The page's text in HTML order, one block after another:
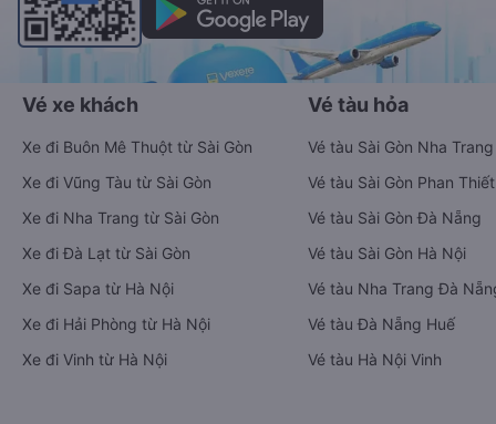
Vé xe khách
Xe đi Buôn Mê Thuột từ Sài Gòn
Xe đi Vũng Tàu từ Sài Gòn
Xe đi Nha Trang từ Sài Gòn
Xe đi Đà Lạt từ Sài Gòn
Xe đi Sapa từ Hà Nội
Xe đi Hải Phòng từ Hà Nội
Xe đi Vinh từ Hà Nội
Vé tàu hỏa
Vé tàu Sài Gòn Nha Trang
Vé tàu Sài Gòn Phan Thiết
Vé tàu Sài Gòn Đà Nẵng
Vé tàu Sài Gòn Hà Nội
Vé tàu Nha Trang Đà
Vé tàu Đà Nẵng Huế
Vé tàu Hà Nội Vinh